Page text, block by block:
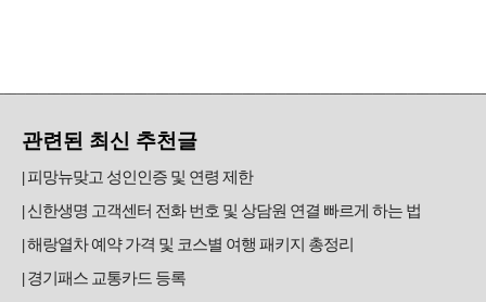
관련된 최신 추천글
피망뉴맞고 성인인증 및 연령 제한
신한생명 고객센터 전화 번호 및 상담원 연결 빠르게 하는 법
해랑열차 예약 가격 및 코스별 여행 패키지 총정리
경기패스 교통카드 등록